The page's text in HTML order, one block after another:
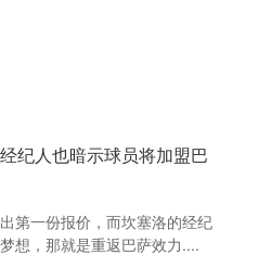
纪人也暗示球员将加盟巴
第一份报价，而坎塞洛的经纪
想，那就是重返巴萨效力....